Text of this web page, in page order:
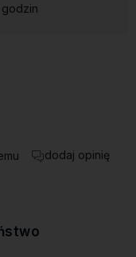
dodaj opinię